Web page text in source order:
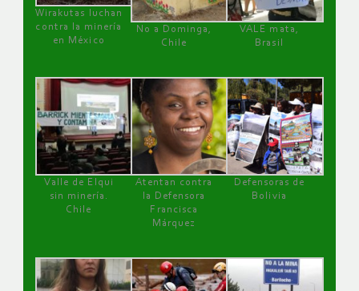
Wirakutas luchan
contra la minería
en México
No a Dominga,
Chile
VALE mata,
Brasil
Valle de Elqui
sin minería.
Chile
Atentan contra
la Defensora
Francisca
Márquez
Defensoras de
Bolivia